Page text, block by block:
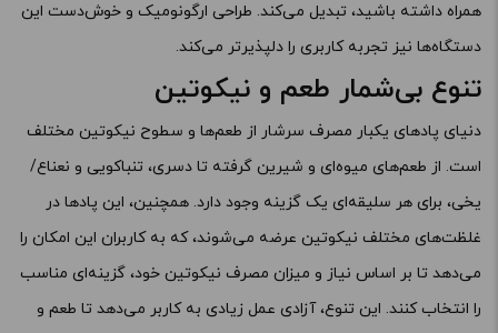
همراه داشته باشید، تبدیل می‌کند. طراحی ارگونومیک و خوش‌دست این
دستگاه‌ها نیز تجربه کاربری را دلپذیرتر می‌کند.
تنوع بی‌شمار طعم و نیکوتین
دنیای پادهای یکبار مصرف سرشار از طعم‌ها و سطوح نیکوتین مختلف
است. از طعم‌های میوه‌ای و شیرین گرفته تا دسری، تنباکویی و نعناع/
یخی، برای هر سلیقه‌ای یک گزینه وجود دارد. همچنین، این پادها در
غلظت‌های مختلف نیکوتین عرضه می‌شوند، که به کاربران این امکان را
می‌دهد تا بر اساس نیاز و میزان مصرف نیکوتین خود، گزینه‌ای مناسب
را انتخاب کنند. این تنوع، آزادی عمل زیادی به کاربر می‌دهد تا طعم و